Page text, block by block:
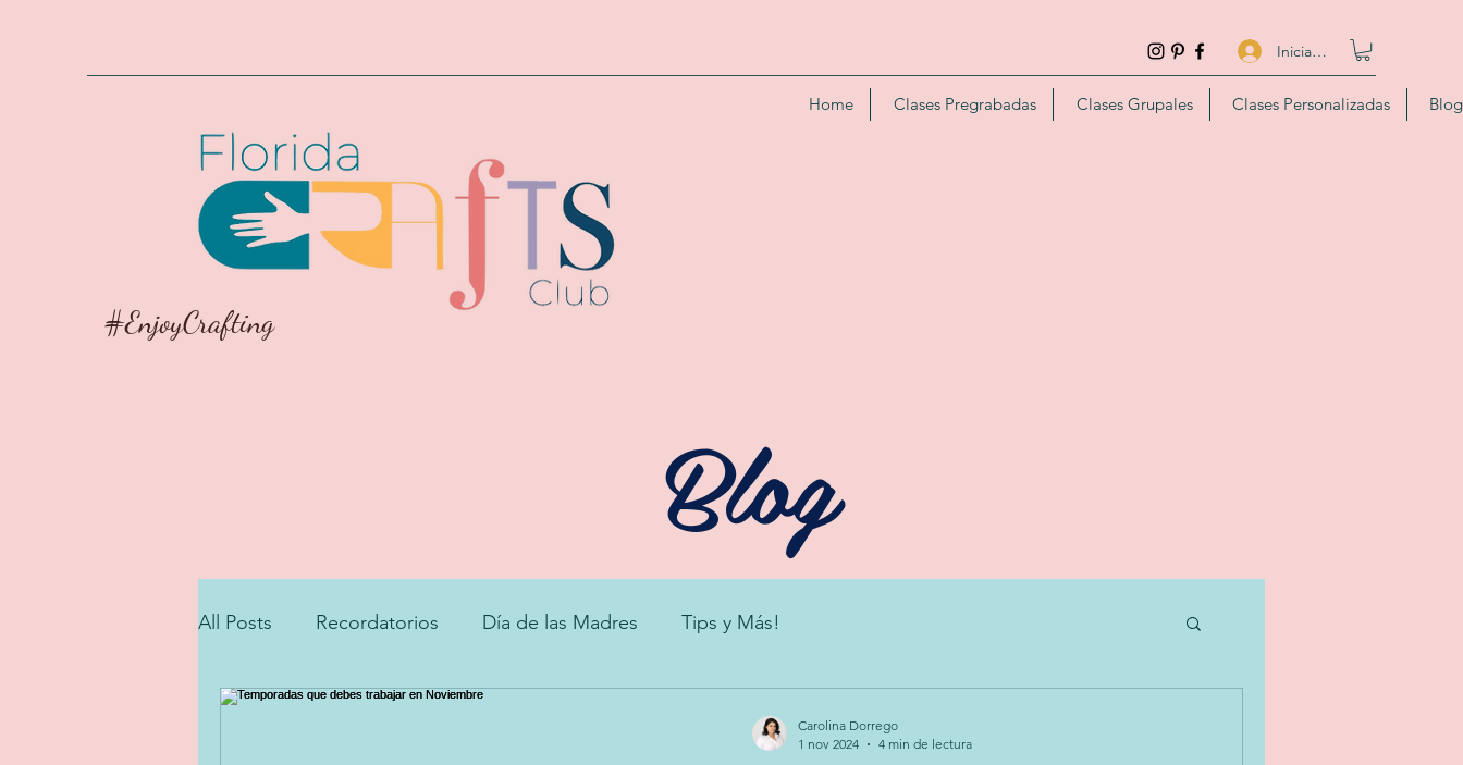
Iniciar sesión
#EnjoyCrafting
Home Clases Pregrabadas Clases Grupales Clases Personalizadas Blog
Blog
All Posts Recordatorios Día de las Madres Tips y Más!
Carolina Dorrego
1 nov 2024
4 min de lectura